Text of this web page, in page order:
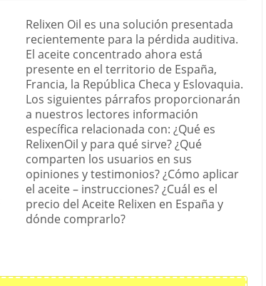
Relixen Oil es una solución presentada
recientemente para la pérdida auditiva.
El aceite concentrado ahora está
presente en el territorio de España,
Francia, la República Checa y Eslovaquia.
Los siguientes párrafos proporcionarán
a nuestros lectores información
específica relacionada con: ¿Qué es
RelixenOil y para qué sirve? ¿Qué
comparten los usuarios en sus
opiniones y testimonios? ¿Cómo aplicar
el aceite – instrucciones? ¿Cuál es el
precio del Aceite Relixen en España y
dónde comprarlo?